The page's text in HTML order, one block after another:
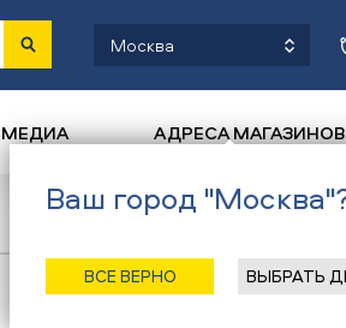
Москва
МЕДИА АДРЕСА МАГАЗИНОВ
Назад/Главная/
Вынос
Ваш город
ВСЕ ВЕРНО ВЫБРАТЬ